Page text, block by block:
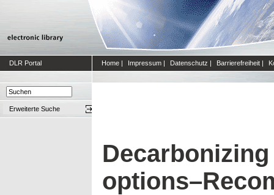
DLR Portal Home | Impressum | Datenschutz | Barrierefreiheit |
Erweiterte Suche